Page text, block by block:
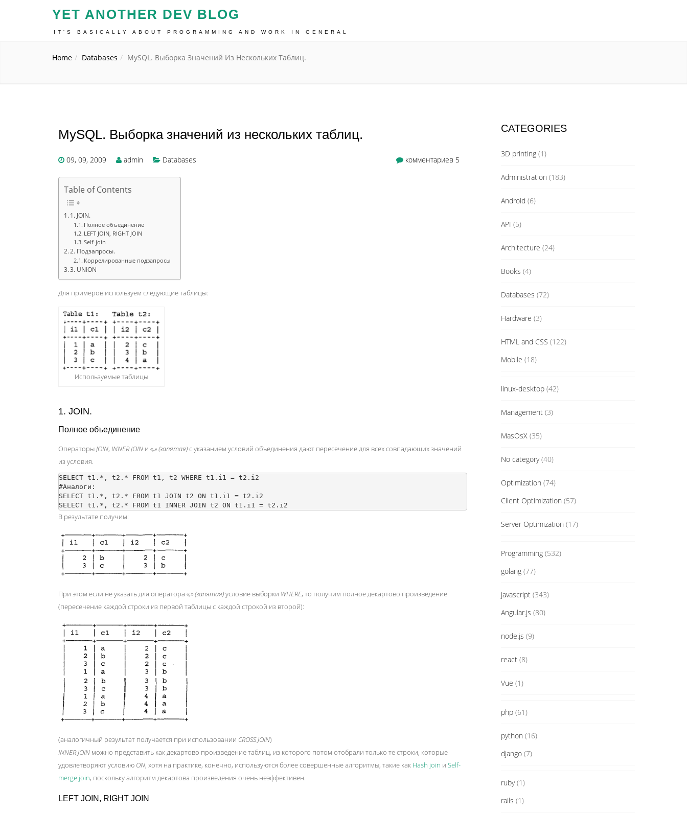
YET ANOTHER DEV BLOG
IT'S BASICALLY ABOUT PROGRAMMING AND WORK IN GENERAL
Home Databases MySQL. Выборка Значений Из Нескольких Таблиц.
MySQL. Выборка значений из нескольких таблиц.
09, 09, 2009 admin Databases комментариев 5
Table of Contents
1. JOIN.
Полное объединение
LEFT JOIN, RIGHT JOIN
Self-join
2. Подзапросы.
Коррелированные подзапросы
3. UNION
Для примеров используем следующие таблицы:
Используемые таблицы
1. JOIN.
Полное объединение
ОператорыJOIN, INNER JOIN и «,» (запятая)с указанием условий объединения дают пересечение для всех совпадающих значений
из условия.
SELECT t1.*, t2.* FROM t1, t2 WHERE t1.i1 = t2.i2
#Аналоги:
SELECT t1.*, t2.* FROM t1 JOIN t2 ON t1.i1 = t2.i2
В результате получим:
При этом если не указать для оператора «,» (запятая)условие выборки WHERE, то получим полное декартово произведение
(пересечение каждой строки из первой таблицы с каждой строкой из второй):
(аналогичный результат получается при использовании CROSS JOIN)
INNER JOIN можно представить как декартово произведение таблиц, из которого потом отобрали только те строки, которые
удовлетворяют условию ON, хотя на практике, конечно, используются более совершенные алгоритмы, такие как Hash join и Self-
merge join, поскольку алгоритм декартова произведения очень неэффективен.
LEFT JOIN, RIGHT JOIN
CATEGORIES
3D printing(1)
Administration (183)
Android (6)
API (5)
Architecture (24)
Books (4)
Databases (72)
Hardware (3)
HTML and CSS (122)
Mobile (18)
linux-desktop(42)
Management(3)
MasOsX(35)
No category(40)
Optimization (74)
Client Optimization (57)
Server Optimization (17)
Programming(532)
golang(77)
javascript(343)
Angular.js (80)
node.js (9)
react(8)
Vue (1)
php(61)
python (16)
django(7)
ruby(1)
rails (1)